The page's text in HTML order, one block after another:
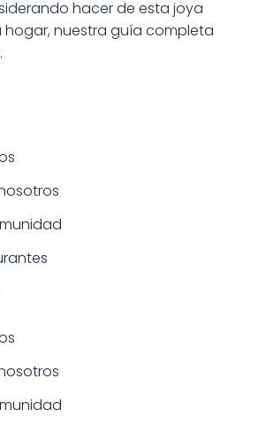
hacer de esta joya
hogar, nuestra guía completa